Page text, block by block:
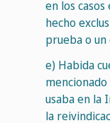
en los
hecho
prueba o
e) Habida
usaba en la
la